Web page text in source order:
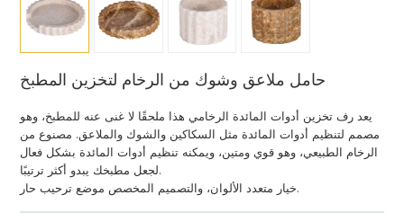
حامل ملاعق وشوك من الرخام لتخزين المطبخ
يعد رف تخزين أدوات المائدة الرخامي هذا ملحقًا لا غنى عنه للمطبخ، وهو
مصمم لتنظيم أدوات المائدة مثل السكاكين والشوك والملاعق. مصنوع من
الرخام الطبيعي، وهو قوي ومتين، ويمكنه تنظيم أدوات المائدة بشكل فعال
لجعل مطبخك يبدو أكثر ترتيبًا.
خيار متعدد الألوان، والتصميم المخصص موضع ترحيب حار.